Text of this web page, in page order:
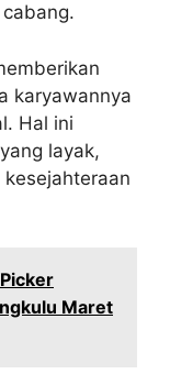
karyawannya
Hal ini
layak,
Maret